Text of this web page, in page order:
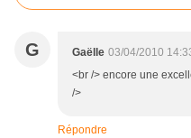
G Gaëlle 03/04/2010
<br /> encore une
/>
Répondre